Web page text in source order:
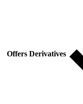
Offers Derivatives